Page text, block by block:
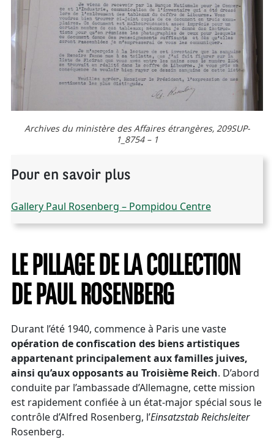
Archives du ministère des Affaires étrangères, 209SUP-
1_8754 – 1
Pour en savoir plus
Gallery Paul Rosenberg – Pompidou Centre
LE PILLAGE DE LA COLLECTION
DE PAUL ROSENBERG
Durant l’été 1940, commence à Paris une vaste
opération de confiscation des biens artistiques
appartenant principalement aux familles juives,
ainsi qu’aux opposants au Troisième Reich. D’abord
conduite par l’ambassade d’Allemagne, cette mission
est rapidement confiée à un état-major spécial sous le
contrôle d’Alfred Rosenberg, l’Einsatzstab Reichsleiter
Rosenberg.